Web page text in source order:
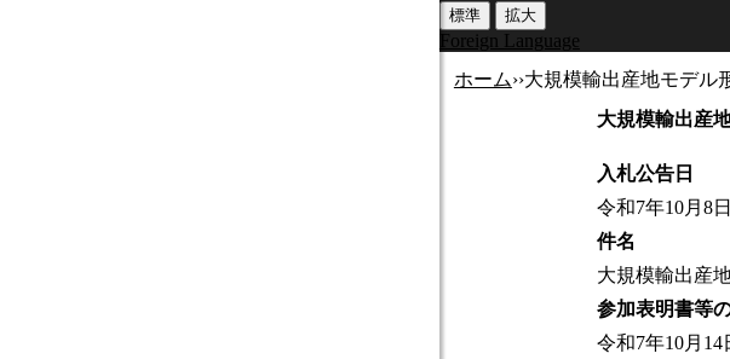
標準 拡大
Foreign Language
ホーム››大規模輸出産地モデル
大規模輸出産
入札公告日
令和7年10月8日
件名
大規模輸出産
参加表明書等
令和7年10月